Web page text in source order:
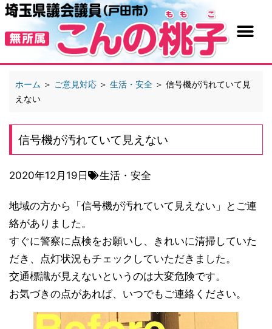
ホーム ＞ ご意見対応 ＞ 生活・安全 ＞ 信号機が汚れていて見
えない
信号機が汚れていて見えない
2020年12月19日 生活・安全
地域の方から「信号機が汚れていて見えない」とご連
絡がありました。
すぐに警察に点検をお願いし、きれいに清掃していた
だき、点灯状況もチェックしていただきました。
交通標識が見えないというのは大変危険です。
お気づきの点があれば、いつでもご連絡ください。